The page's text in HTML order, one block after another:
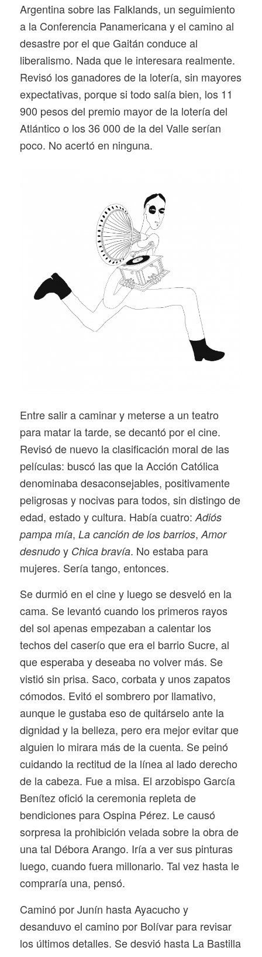
Argentina sobre las Falklands, un seguimiento
a la Conferencia Panamericana y el camino al
desastre por el que Gaitán conduce al
liberalismo. Nada que le interesara realmente.
Revisó los ganadores de la lotería, sin mayores
expectativas, porque si todo salía bien, los 11
900 pesos del premio mayor de la lotería del
Atlántico o los 36 000 de la del Valle serían
poco. No acertó en ninguna.
Entre salir a caminar y meterse a un teatro
para matar la tarde, se decantó por el cine.
Revisó de nuevo la clasificación moral de las
películas: buscó las que la Acción Católica
denominaba desaconsejables, positivamente
peligrosas y nocivas para todos, sin distingo de
edad, estado y cultura. Había cuatro: Adiós
pampa mía, La canción de los barrios, Amor
desnudoy Chica bravía. No estaba para
mujeres. Sería tango, entonces.
Se durmió en el cine y luego se desveló en la
cama. Se levantó cuando los primeros rayos
del sol apenas empezaban a calentar los
techos del caserío que era el barrio Sucre, al
que esperaba y deseaba no volver más. Se
vistió sin prisa. Saco, corbata y unos zapatos
cómodos. Evitó el sombrero por llamativo,
aunque le gustaba eso de quitárselo ante la
dignidad y la belleza, pero era mejor evitar que
alguien lo mirara más de la cuenta. Se peinó
cuidando la rectitud de la línea al lado derecho
de la cabeza. Fue a misa. El arzobispo García
Benítez ofició la ceremonia repleta de
bendiciones para Ospina Pérez. Le causó
sorpresa la prohibición velada sobre la obra de
una tal Débora Arango. Iría a ver sus pinturas
luego, cuando fuera millonario. Tal vez hasta le
compraría una, pensó.
Caminó por Junín hasta Ayacucho y
desanduvo el camino por Bolívar para revisar
los últimos detalles. Se desvió hasta La Bastilla